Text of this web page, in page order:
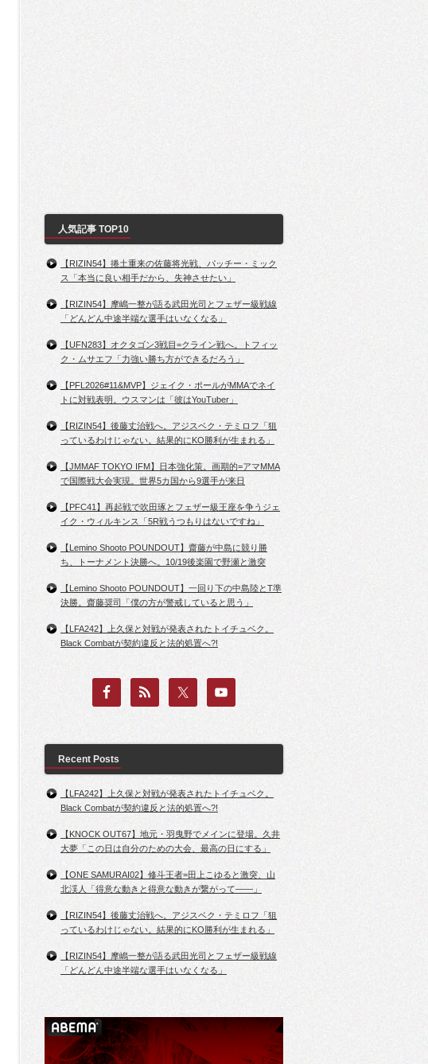
人気記事 TOP10
【RIZIN54】捲土重来の佐藤将光戦、パッチー・ミック
ス「本当に良い相手だから、失神させたい」
【RIZIN54】摩嶋一整が語る武田光司とフェザー級戦線
「どんどん中途半端な選手はいなくなる」
【UFN283】オクタゴン3戦目=クライン戦へ。トフィッ
ク・ムサエフ「力強い勝ち方ができるだろう」
【PFL2026#11&MVP】ジェイク・ポールがMMAでネイ
トに対戦表明。ウスマンは「彼はYouTuber」
【RIZIN54】後藤丈治戦へ。アジスベク・テミロフ「狙
っているわけじゃない。結果的にKO勝利が生まれる」
【JMMAF TOKYO IFM】日本強化策。画期的=アマMMA
で国際戦大会実現。世界5カ国から9選手が来日
【PFC41】再起戦で吹田琢とフェザー級王座を争うジェ
イク・ウィルキンス「5R戦うつもりはないですね」
【Lemino Shooto POUNDOUT】齋藤が中島に競り勝
ち、トーナメント決勝へ。10/19後楽園で野瀬と激突
【Lemino Shooto POUNDOUT】一回り下の中島陸とT準
決勝。齋藤奨司「僕の方が警戒していると思う」
【LFA242】上久保と対戦が発表されたトイチュベク。
Black Combatが契約違反と法的処置へ?!
Recent Posts
【LFA242】上久保と対戦が発表されたトイチュベク。
Black Combatが契約違反と法的処置へ?!
【KNOCK OUT67】地元・羽曳野でメインに登場。久井
大夢「この日は自分のための大会、最高の日にする」
【ONE SAMURAI02】修斗王者=田上こゆると激突、山
北渓人「得意な動きと得意な動きが繋がって――」
【RIZIN54】後藤丈治戦へ。アジスベク・テミロフ「狙
っているわけじゃない。結果的にKO勝利が生まれる」
【RIZIN54】摩嶋一整が語る武田光司とフェザー級戦線
「どんどん中途半端な選手はいなくなる」